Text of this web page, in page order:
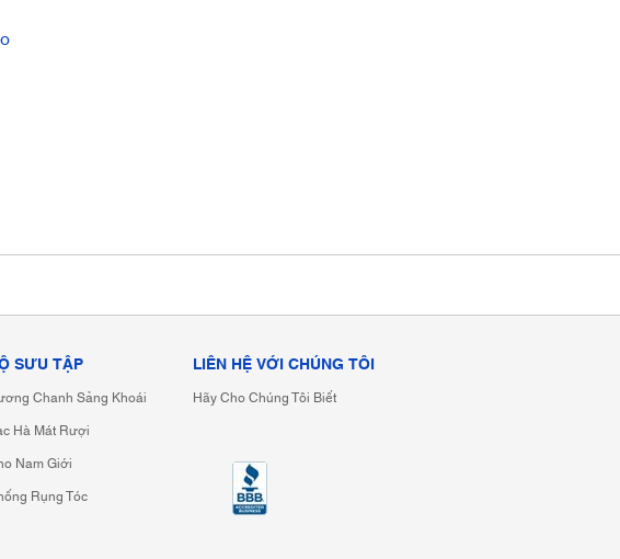
SƯU TẬP
Chanh Sảng Khoái
Hà Mát Rượi
Nam Giới
Rụng Tóc
LIÊN HỆ VỚI CHÚNG TÔI
Hãy Cho Chúng Tôi Biết